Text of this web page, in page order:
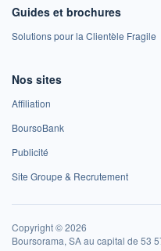
Guides et brochures
Solutions pour la Clientèle Fragile
Nos sites
Affiliation
BoursoBank
Publicité
Site Groupe & Recrutement
Copyright © 2026
Boursorama, SA au capital de 53